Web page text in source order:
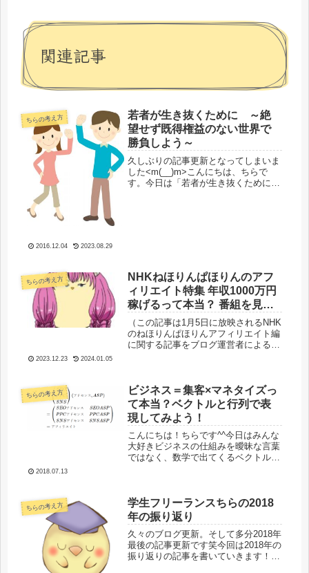
関連記事
ちらの考え方
若者が生き抜くために ～絶
望せず既得権益のない世界で
勝負しよう～
久しぶりの記事更新となってしまいま
した<m(__)m>こんにちは、ちらで
す。今日は「若者が生き抜くために」
2016.12.04 2023.08.29
ちらの考え方
NHKねほりんぱほりんのアフ
ィリエイト特集 年収1000万円
稼げるって本当？ 番組を見た
感想を検討！
（この記事は1月5日に放映されるNHK
のねほりんぱほりんアフィリエイト編
に関する記事をブログ運営者による妄
ね。2024年！2023年のアフ...
2023.12.23 2024.01.05
ちらの考え方
ビジネス＝集客×マネタイズっ
て本当？ベクトルと行列で表
現してみよう！
こんにちは！ちらです^^今日はみんな
大好きビジネスの仕組みを曖昧な言葉
ではなく、数学で出てくるベクトルと
使って掘り下げていきます。行列と
ベ...
2018.07.13
ちらの考え方
学生フリーランスちらの2018
年の振り返り
久々のブログ更新。そして多分2018年
最後の記事更新です笑今回は2018年の
振り返りの記事を書いていきます！